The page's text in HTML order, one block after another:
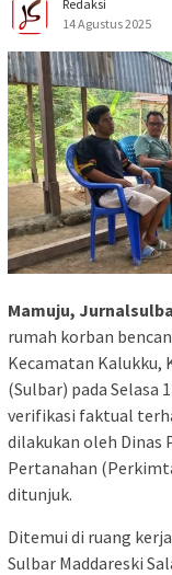
Redaksi
14 Agustus 2025
Mamuju,
rumah korban
Kecamatan Kalukku,
(Sulbar) pada Selasa
verifikasi faktual
dilakukan oleh Dinas
Pertanahan
ditunjuk.
Ditemui di ruang
Sulbar Maddareski